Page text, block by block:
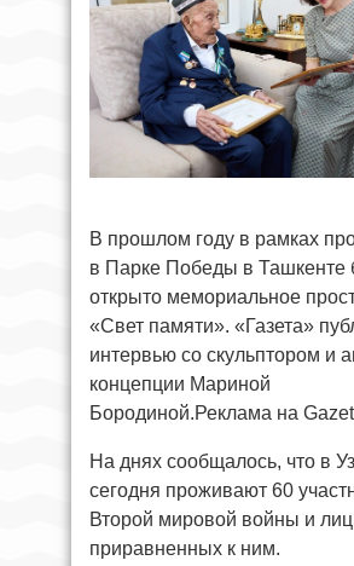
В прошлом году в рамках
в Парке Победы в Ташкенте
открыто мемориальное
«Свет памяти». «Газета»
интервью со скульптором и
концепции Мариной
Бородиной.Реклама на
На днях сообщалось, что в
сегодня проживают 60
Второй мировой войны и
приравненных к ним.